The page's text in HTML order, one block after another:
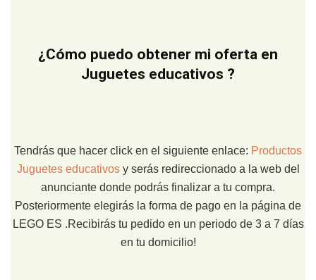
¿Cómo puedo obtener mi oferta en
Juguetes educativos ?
Tendrás que hacer click en el siguiente enlace: Productos
Juguetes educativos y serás redireccionado a la web del
anunciante donde podrás finalizar a tu compra.
Posteriormente elegirás la forma de pago en la página de
LEGO ES .Recibirás tu pedido en un periodo de 3 a 7 días
en tu domicilio!